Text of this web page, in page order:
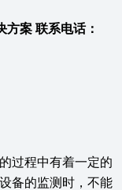
案 联系电话：
过程中有着一定的
备的监测时，不能